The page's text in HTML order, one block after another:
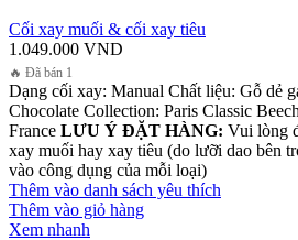
Cối xay muối & cối xay tiêu
1.049.000 VND
🔥 Đã bán 1
Dạng cối xay: Manual Chất liệu: Gỗ dẻ
Chocolate Collection: Paris Classic
France LƯU Ý ĐẶT HÀNG: Vui lòng
xay muối hay xay tiêu (do lưỡi dao bên
vào công dụng của mỗi loại)
Thêm vào danh sách yêu thích
Thêm vào giỏ hàng
Xem nhanh